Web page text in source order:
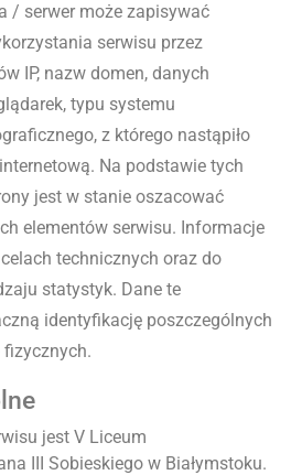
/ serwer może zapisywać
serwisu przez
IP, nazw domen, danych
typu systemu
z którego nastąpiło
Na podstawie tych
jest w stanie oszacować
elementów serwisu. Informacje
technicznych oraz do
statystyk. Dane te
identyfikację poszczególnych
jest V Liceum
III Sobieskiego w Białymstoku.